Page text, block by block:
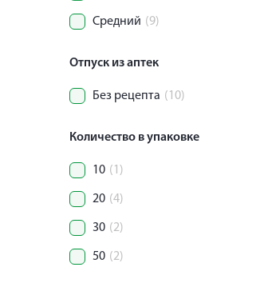
Средний (9)
Отпуск из аптек
Без рецепта (10)
Количество в упаковке
10 (1)
20 (4)
30 (2)
50 (2)